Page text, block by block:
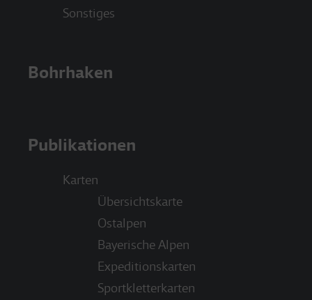
Sonstiges
Bohrhaken
Publikationen
Karten
Übersichtskarte
Ostalpen
Bayerische Alpen
Expeditionskarten
Sportkletterkarten